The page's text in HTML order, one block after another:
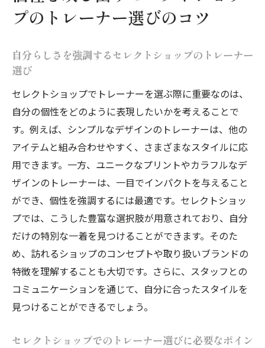
プのトレーナー選びのコツ
自分らしさを強調するセレクトショップのトレーナー
選び
セレクトショップでトレーナーを選ぶ際に重要なのは、
自分の個性をどのように表現したいかを考えることで
す。例えば、シンプルなデザインのトレーナーは、他の
アイテムと組み合わせやすく、さまざまなスタイルに応
用できます。一方、ユニークなプリントやカラフルなデ
ザインのトレーナーは、一目でインパクトを与えること
ができ、個性を強調するには最適です。セレクトショッ
プでは、こうした豊富な選択肢が用意されており、自分
だけの特別な一着を見つけることができます。そのた
め、訪れるショップのコンセプトや取り扱いブランドの
特徴を理解することも大切です。さらに、スタッフとの
コミュニケーションを通じて、自分に合ったスタイルを
見つけることができるでしょう。
セレクトショップでのトレーナー選びに必要なポイン